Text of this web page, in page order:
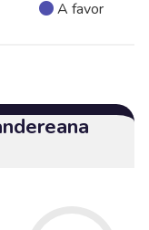
A favor